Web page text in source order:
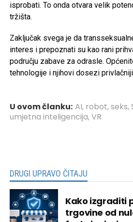
isprobati. To onda otvara velik
tržišta.
Zaključak svega je da
interes i prepoznati su kao rani
području zabave za odrasle.
tehnologije i njihovi dosezi
U ovom članku: AI, robot,seks,
umjetna inteligencija,VR
DRUGI UPRAVO ČITAJU
Kako izgraditi
trgovine od